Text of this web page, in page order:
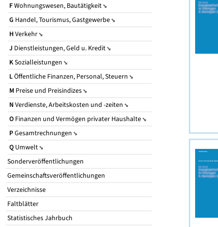
FWohnungswesen, Bautätigkeit
G Handel, Tourismus, Gastgewerbe
H Verkehr
J Dienstleistungen, Geld u. Kredit
KSozialleistungen
LÖffentliche Finanzen, Personal, Steuern
M Preise und Preisindizes
N Verdienste, Arbeitskosten und -zeiten
O Finanzen und Vermögen privater Haushalte
PGesamtrechnungen
Q Umwelt
Sonderveröffentlichungen
Gemeinschaftsveröffentlichungen
Verzeichnisse
Faltblätter
Statistisches Jahrbuch